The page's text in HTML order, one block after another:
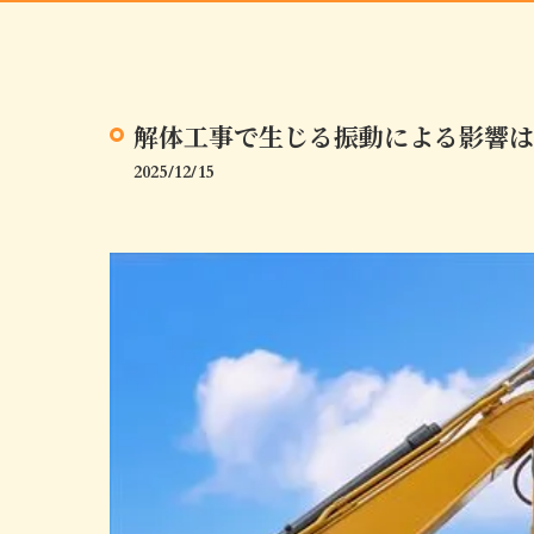
解体工事で生じる振動による影響
2025/12/15